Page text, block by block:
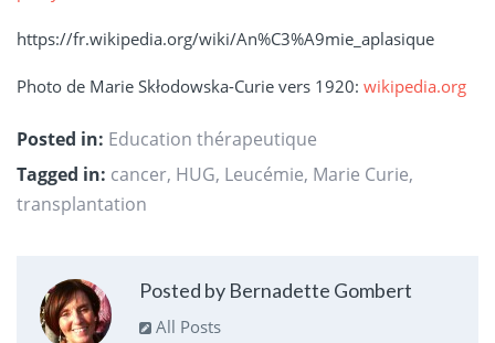
https://fr.wikipedia.org/wiki/An%C3%A9mie_aplasique
Photo de Marie Skłodowska-Curie vers 1920: wikipedia.org
Posted in: Education thérapeutique
Tagged in: cancer, HUG, Leucémie, Marie Curie,
transplantation
Posted by Bernadette Gombert
All Posts